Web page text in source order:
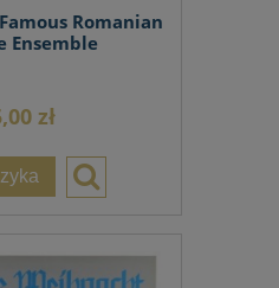
Romanian
Ensemble
zł